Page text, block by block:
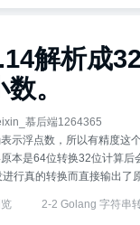
解析成
。
慕后端1264365
示浮点数，所以有精度这
本是64位转换32位计算
行真的转换而直接输出了
2-2 Golang 字符串